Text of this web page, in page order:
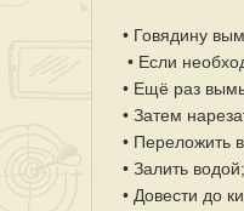
• Говядину
• Если
• Ещё раз
• Затем
• Переложить
• Залить водой;
• Довести до